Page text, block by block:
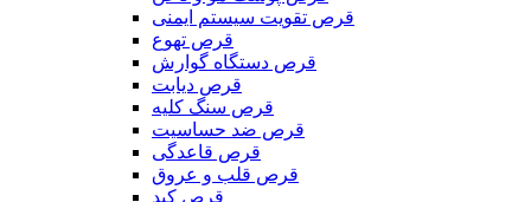
قرص تقویت سیستم ایمنی
قرص تهوع
قرص دستگاه گوارش
قرص دیابت
قرص سنگ کلیه
قرص ضد حساسیت
قرص قاعدگی
قرص قلب و عروق
قرص کبد